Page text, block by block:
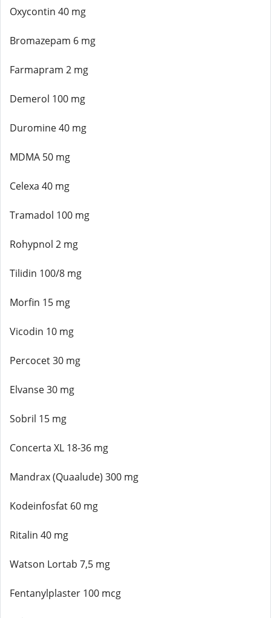
Oxycontin 40 mg
Bromazepam 6 mg
Farmapram 2 mg
Demerol 100 mg
Duromine 40 mg
MDMA 50 mg
Celexa 40 mg
Tramadol 100 mg
Rohypnol 2 mg
Tilidin 100/8 mg
Morfin 15 mg
Vicodin 10 mg
Percocet 30 mg
Elvanse 30 mg
Sobril 15 mg
Concerta XL 18-36 mg
Mandrax (Quaalude) 300 mg
Kodeinfosfat 60 mg
Ritalin 40 mg
Watson Lortab 7,5 mg
Fentanylplaster 100 mcg